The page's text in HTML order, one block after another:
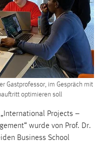
Gastprofessor, im Gespräch mit
optimieren soll
Projects –
wurde von Prof. Dr.
Business School
wird in diesem Cookie
ist.
Sprache der Website.